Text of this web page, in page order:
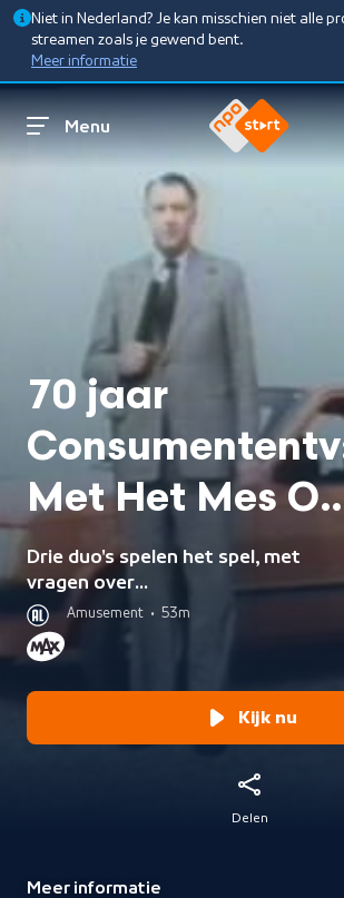
Niet in Nederland? Je kan misschien niet alle
streamen zoals je gewend bent.
Meer informatie
Menu
70 jaar
Met Het Mes
Tafel
Drie duo's spelen het spel, met
vragen over
consumentenprogramma's,
presentatoren, muziek en
ontwikkelingen uit de
Amusement • 53m
Kijk nu
Delen
Meer informatie